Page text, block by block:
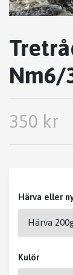
Nm6/
350 kr
Härva eller
Kulör